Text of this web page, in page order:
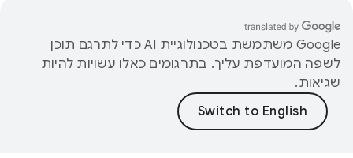
‫Google משתמשת בטכנולוגיית AI כדי לתרגם תוכן
לשפה המועדפת עליך. בתרגומים כאלו עשויות להיות
שגיאות.